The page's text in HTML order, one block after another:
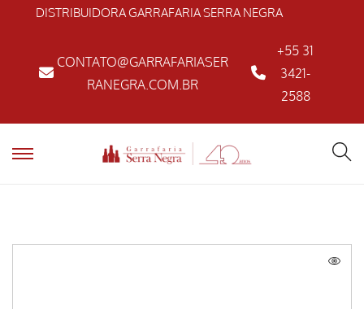
DISTRIBUIDORA GARRAFARIA SERRA NEGRA
CONTATO@GARRAFARIASER
RANEGRA.COM.BR
+55 31
3421-
2588